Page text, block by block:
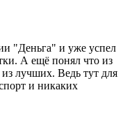
"Деньга" и уже успел
А ещё понял что из
лучших. Ведь тут для
и никаких